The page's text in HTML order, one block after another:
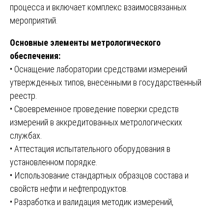
процесса и включает комплекс взаимосвязанных
мероприятий.
Основные элементы метрологического
обеспечения:
• Оснащение лаборатории средствами измерений
утвержденных типов, внесенными в государственный
реестр.
• Своевременное проведение поверки средств
измерений в аккредитованных метрологических
службах.
• Аттестация испытательного оборудования в
установленном порядке.
• Использование стандартных образцов состава и
свойств нефти и нефтепродуктов.
• Разработка и валидация методик измерений,